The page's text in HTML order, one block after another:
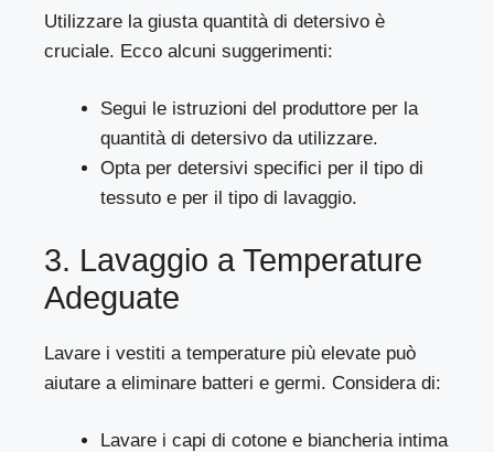
Utilizzare la giusta quantità di detersivo è
cruciale. Ecco alcuni suggerimenti:
Segui le istruzioni del produttore per la
quantità di detersivo da utilizzare.
Opta per detersivi specifici per il tipo di
tessuto e per il tipo di lavaggio.
3. Lavaggio a Temperature
Adeguate
Lavare i vestiti a temperature più elevate può
aiutare a eliminare batteri e germi. Considera di:
Lavare i capi di cotone e biancheria intima